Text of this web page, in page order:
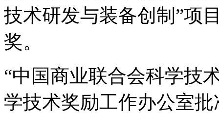
技术研发与装备创制”项
奖。
“中国商业联合会科学技
学技术奖励工作办公室